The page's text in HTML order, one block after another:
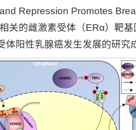
Repression Promotes
关的雌激素受体（ERα）靶
阳性乳腺癌发生发展的研究